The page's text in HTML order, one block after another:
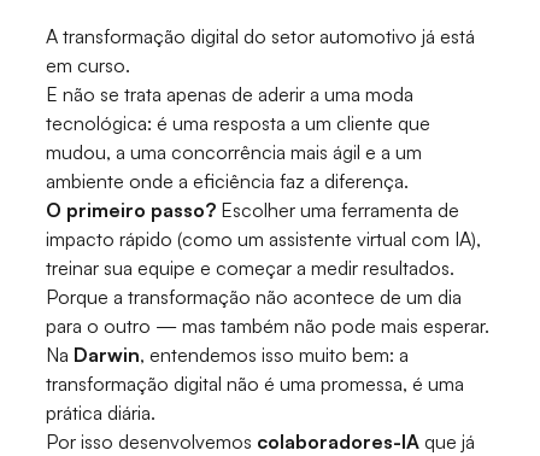
A transformação digital do setor automotivo já está
em curso.
E não se trata apenas de aderir a uma moda
tecnológica: é uma resposta a um cliente que
mudou, a uma concorrência mais ágil e a um
ambiente onde a eficiência faz a diferença.
O primeiro passo? Escolher uma ferramenta de
impacto rápido (como um assistente virtual com IA),
treinar sua equipe e começar a medir resultados.
Porque a transformação não acontece de um dia
para o outro — mas também não pode mais esperar.
Na Darwin, entendemos isso muito bem: a
transformação digital não é uma promessa, é uma
prática diária.
Por isso desenvolvemos colaboradores-IA que já